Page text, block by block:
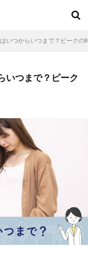
いつからいつまで？ピークの
いつまで？ピーク